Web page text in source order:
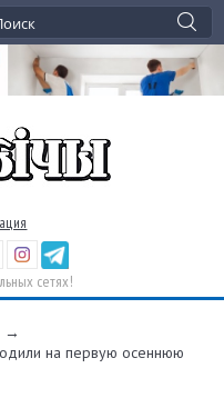
сетях!
→
на первую осеннюю